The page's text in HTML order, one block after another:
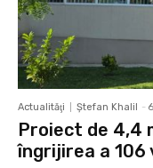
Actualităţi Ştefan Khalil -
Proiect de 4,4
îngrijirea a 106